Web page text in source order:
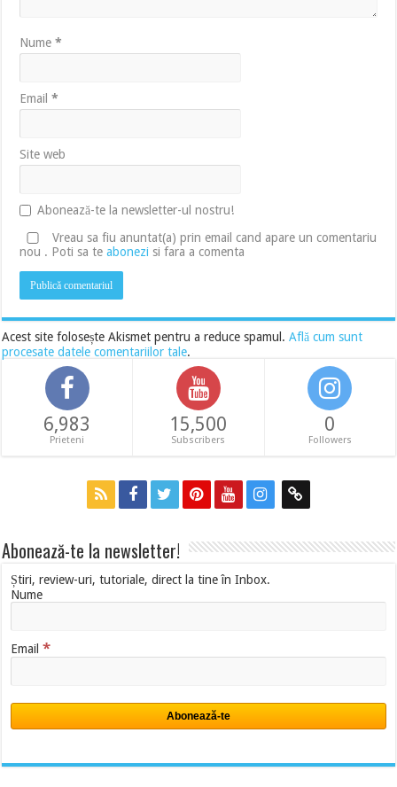
Nume*
Email*
Site web
Abonează-te la newsletter-ul nostru!
Vreau sa fiu anuntat(a) prin email cand apare un comentariu
nou . Poti sa teabonezi si fara a comenta
Acest site folosește Akismet pentru a reduce spamul.Află cum sunt
procesate datele comentariilor tale.
6,983
Prieteni
15,500
Subscribers
0
Followers
Abonează-te la newsletter!
Știri, review-uri, tutoriale, direct la tine în Inbox.
Nume
Email*